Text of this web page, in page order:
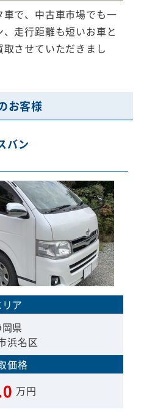
で、中古車市場でも一
走行距離も短いお車と
させていただきまし
お客様
バン
ア
県
浜名区
価格
万円